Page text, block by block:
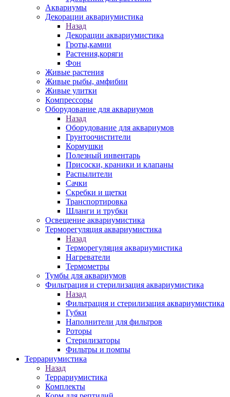
Аквариумы
Декорации аквариумистика
Назад
Декорации аквариумистика
Гроты,камни
Растения,коряги
Фон
Живые растения
Живые рыбы, амфибии
Живые улитки
Компрессоры
Оборудование для аквариумов
Назад
Оборудование для аквариумов
Грунтоочистители
Кормушки
Полезный инвентарь
Присоски, краники и клапаны
Распылители
Сачки
Скребки и щетки
Транспортировка
Шланги и трубки
Освещение аквариумистика
Терморегуляция аквариумистика
Назад
Терморегуляция аквариумистика
Нагреватели
Термометры
Тумбы для аквариумов
Фильтрация и стерилизация аквариумистика
Назад
Фильтрация и стерилизация аквариумистика
Губки
Наполнители для фильтров
Роторы
Стерилизаторы
Фильтры и помпы
Террариумистика
Назад
Террариумистика
Комплекты